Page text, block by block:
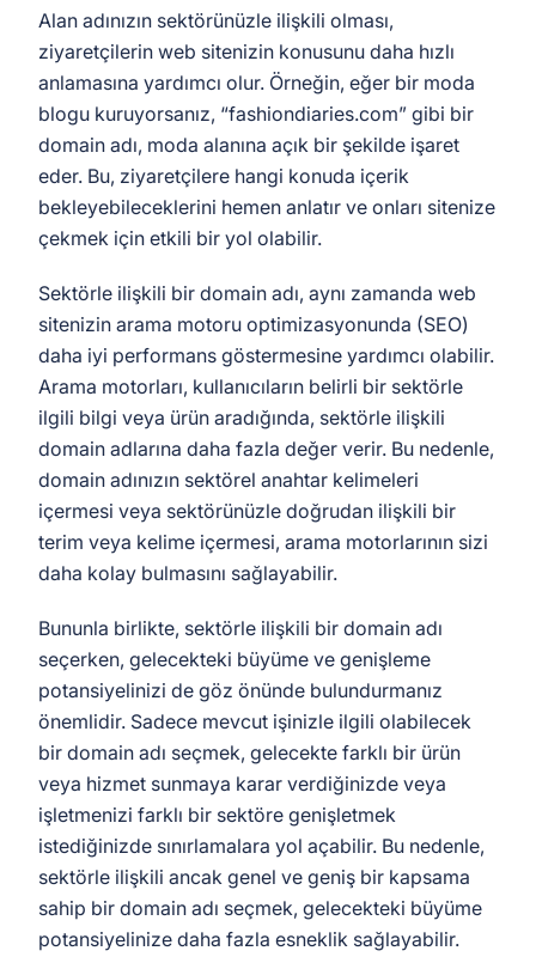
Alan adınızın sektörünüzle ilişkili olması,
ziyaretçilerin web sitenizin konusunu daha hızlı
anlamasına yardımcı olur. Örneğin, eğer bir moda
blogu kuruyorsanız, “fashiondiaries.com” gibi bir
domain adı, moda alanına açık bir şekilde işaret
eder. Bu, ziyaretçilere hangi konuda içerik
bekleyebileceklerini hemen anlatır ve onları sitenize
çekmek için etkili bir yol olabilir.
Sektörle ilişkili bir domain adı, aynı zamanda web
sitenizin arama motoru optimizasyonunda (SEO)
daha iyi performans göstermesine yardımcı olabilir.
Arama motorları, kullanıcıların belirli bir sektörle
ilgili bilgi veya ürün aradığında, sektörle ilişkili
domain adlarına daha fazla değer verir. Bu nedenle,
domain adınızın sektörel anahtar kelimeleri
içermesi veya sektörünüzle doğrudan ilişkili bir
terim veya kelime içermesi, arama motorlarının sizi
daha kolay bulmasını sağlayabilir.
Bununla birlikte, sektörle ilişkili bir domain adı
seçerken, gelecekteki büyüme ve genişleme
potansiyelinizi de göz önünde bulundurmanız
önemlidir. Sadece mevcut işinizle ilgili olabilecek
bir domain adı seçmek, gelecekte farklı bir ürün
veya hizmet sunmaya karar verdiğinizde veya
işletmenizi farklı bir sektöre genişletmek
istediğinizde sınırlamalara yol açabilir. Bu nedenle,
sektörle ilişkili ancak genel ve geniş bir kapsama
sahip bir domain adı seçmek, gelecekteki büyüme
potansiyelinize daha fazla esneklik sağlayabilir.